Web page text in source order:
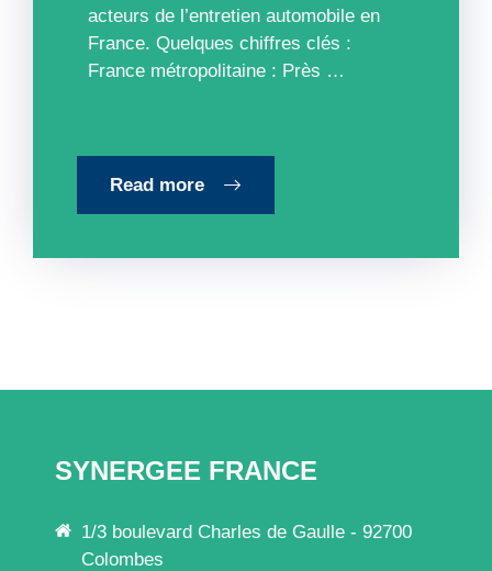
acteurs de l’entretien automobile en
France. Quelques chiffres clés :
France métropolitaine : Près …
Read more
SYNERGEE FRANCE
1/3 boulevard Charles de Gaulle - 92700
Colombes